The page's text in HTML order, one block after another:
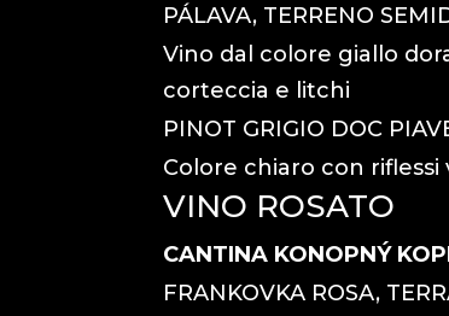
PÁLAVA, TERRENO
Vino dal colore giallo
corteccia e litchi
PINOT GRIGIO DOC
Colore chiaro con
VINO ROSATO
CANTINA KONOPNÝ
FRANKOVKA ROSA,